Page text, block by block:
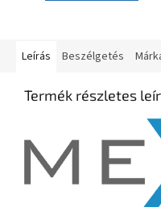
Leírás Beszélgetés
Termék részletes